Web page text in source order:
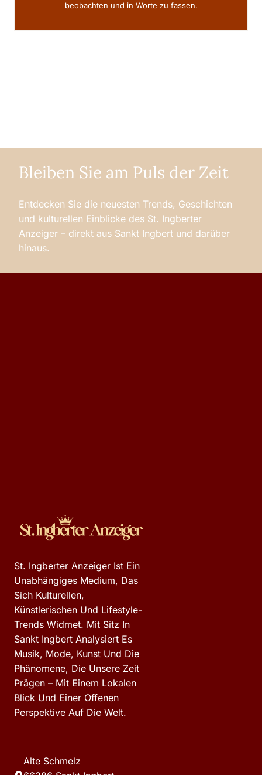
beobachten und in Worte zu fassen.
Bleiben Sie am Puls der Zeit
Entdecken Sie die neuesten Trends, Geschichten
und kulturellen Einblicke des St. Ingberter
Anzeiger – direkt aus Sankt Ingbert und darüber
hinaus.
St. Ingberter Anzeiger Ist Ein
Unabhängiges Medium, Das
Sich Kulturellen,
Künstlerischen Und Lifestyle-
Trends Widmet. Mit Sitz In
Sankt Ingbert Analysiert Es
Musik, Mode, Kunst Und Die
Phänomene, Die Unsere Zeit
Prägen – Mit Einem Lokalen
Blick Und Einer Offenen
Perspektive Auf Die Welt.
Alte Schmelz